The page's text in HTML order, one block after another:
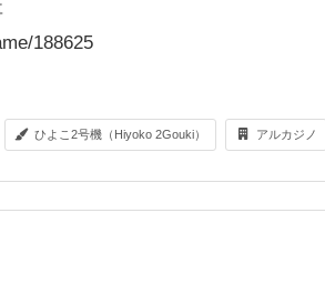
188625
ひよこ2号機（Hiyoko 2Gouki） アルカジノ